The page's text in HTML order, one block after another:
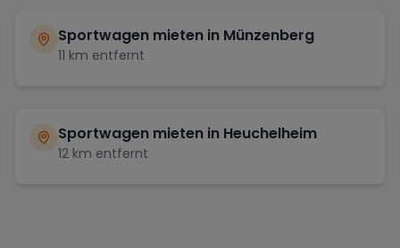
Sportwagen mieten in Münzenberg
11 km entfernt
Sportwagen mieten in Heuchelheim
12 km entfernt